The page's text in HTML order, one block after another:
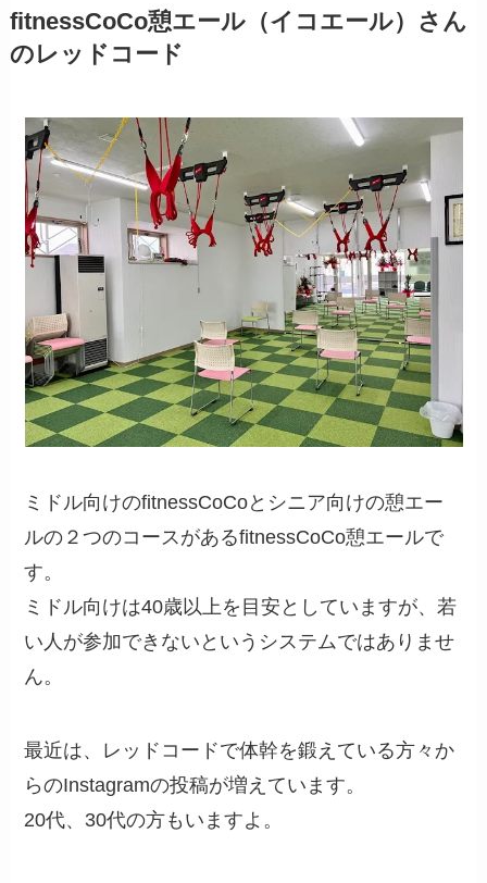
fitnessCoCo憩エール（イコエール）さん
のレッドコード
ミドル向けのfitnessCoCoとシニア向けの憩エー
ルの２つのコースがあるfitnessCoCo憩エールで
す。
ミドル向けは40歳以上を目安としていますが、若
い人が参加できないというシステムではありませ
ん。
最近は、レッドコードで体幹を鍛えている方々か
らのInstagramの投稿が増えています。
20代、30代の方もいますよ。